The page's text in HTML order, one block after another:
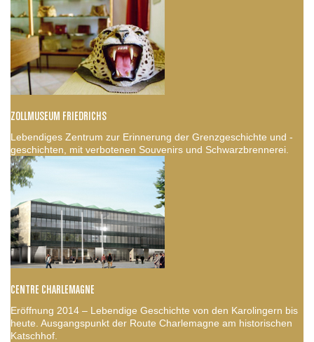
ZOLLMUSEUM FRIEDRICHS
Lebendiges Zentrum zur Erinnerung der Grenzgeschichte und -
geschichten, mit verbotenen Souvenirs und Schwarzbrennerei.
CENTRE CHARLEMAGNE
Eröffnung 2014 – Lebendige Geschichte von den Karolingern bis
heute. Ausgangspunkt der Route Charlemagne am historischen
Katschhof.